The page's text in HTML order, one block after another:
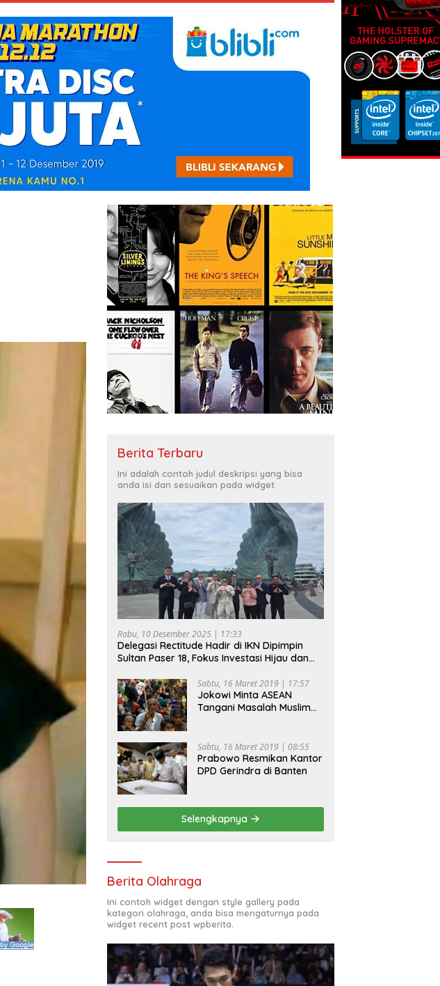
Berita Terbaru
Ini adalah contoh judul deskripsi yang bisa
anda isi dan sesuaikan pada widget
Rabu, 10 Desember 2025 | 17:33
Delegasi Rectitude Hadir di IKN Dipimpin
Sultan Paser 18, Fokus Investasi Hijau dan
Sabtu, 16 Maret 2019 | 17:57
Jokowi Minta ASEAN
Tangani Masalah Muslim
Sabtu, 16 Maret 2019 | 08:55
Prabowo Resmikan Kantor
DPD Gerindra di Banten
Selengkapnya
Berita Olahraga
Ini contoh widget dengan style gallery pada
kategori olahraga, anda bisa mengaturnya pada
widget recent post wpberita.